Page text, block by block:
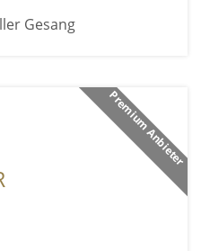
Gesang
Premium Anbieter